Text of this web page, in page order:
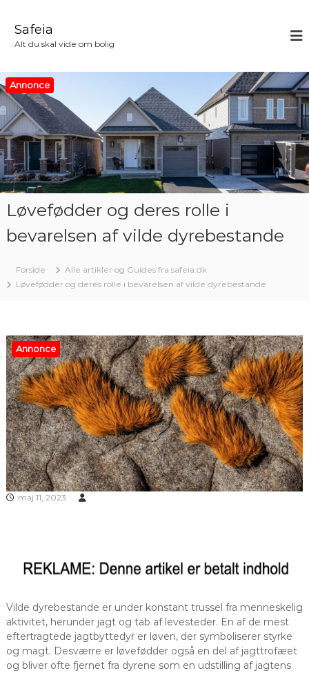
t
i
i
n
d
h
o
Safeia
Alt du skal vide om bolig
Annonce
Løvefødder og deres rolle i
bevarelsen af vilde dyrebestande
Forside
Alle artikler og Guides fra safeia.dk
Løvefødder og deres rolle i bevarelsen af vilde dyrebestande
Annonce
maj 11, 2023
Vilde dyrebestande er under konstant trussel fra menneskelig
aktivitet, herunder jagt og tab af levesteder. En af de mest
eftertragtede jagtbyttedyr er løven, der symboliserer styrke
og magt. Desværre er løvefødder også en del af jagttrofæet
og bliver ofte fjernet fra dyrene som en udstilling af jagtens